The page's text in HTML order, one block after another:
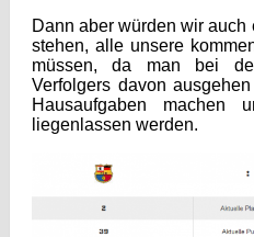
Dann aber würden wir
stehen, alle unsere
müssen, da man bei
Verfolgers davon
Hausaufgaben machen
liegenlassen werden.